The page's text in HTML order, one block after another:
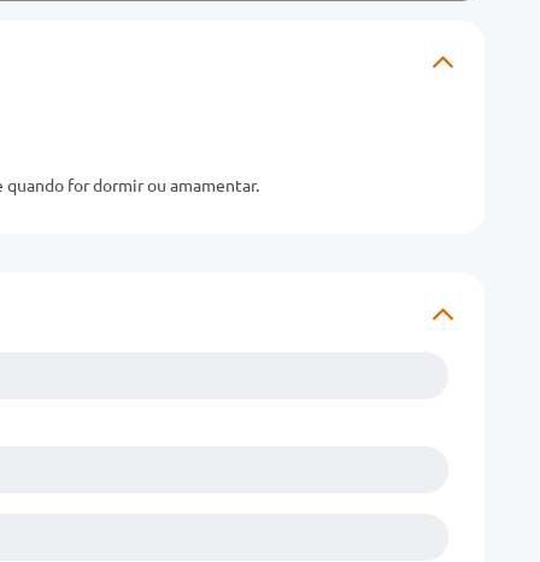
for dormir ou amamentar.